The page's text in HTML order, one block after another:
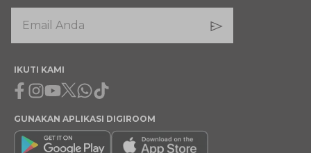
IKUTI KAMI
Facebook
Instagram
Youtube
X Whatsapp
Tiktok
GUNAKAN APLIKASI DIGIROOM